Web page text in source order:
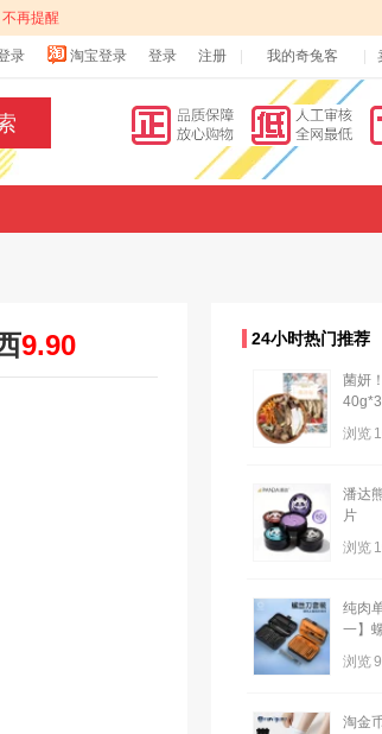
不再提醒
录 淘宝登录 登录 注册 我的奇兔客
9.90 24小时热门推荐
菌妍
浏览
潘达
片
浏览
纯肉
一】
浏览
淘金